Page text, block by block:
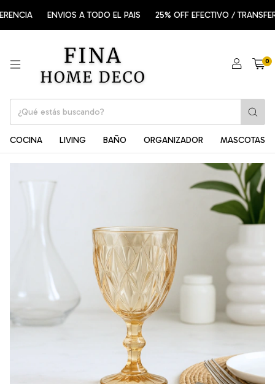
ENVIOS A TODO EL PAIS 25% OFF EFECTIVO /
0
COCINA LIVING BAÑO ORGANIZADOR MASCOTAS